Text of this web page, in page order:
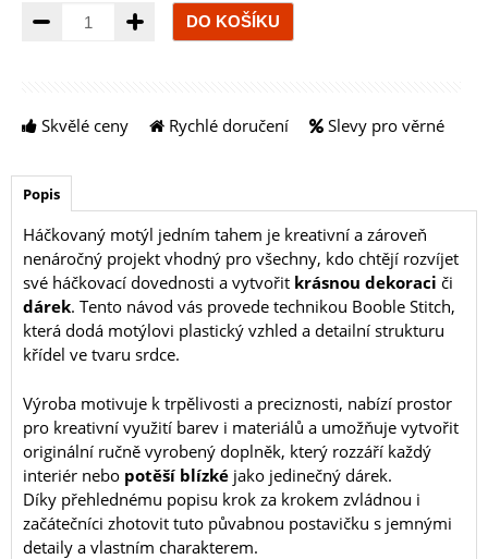
Množství
Skvělé ceny Rychlé doručení Slevy pro věrné
Popis
Háčkovaný motýl jedním tahem je kreativní a zároveň
nenáročný projekt vhodný pro všechny, kdo chtějí rozvíjet
své háčkovací dovednosti a vytvořit krásnou dekoraci či
dárek. Tento návod vás provede technikou Booble Stitch,
která dodá motýlovi plastický vzhled a detailní strukturu
křídel ve tvaru srdce.
Výroba motivuje k trpělivosti a preciznosti, nabízí prostor
pro kreativní využití barev i materiálů a umožňuje vytvořit
originální ručně vyrobený doplněk, který rozzáří každý
interiér nebo potěší blízké jako jedinečný dárek.
Díky přehlednému popisu krok za krokem zvládnou i
začátečníci zhotovit tuto půvabnou postavičku s jemnými
detaily a vlastním charakterem.